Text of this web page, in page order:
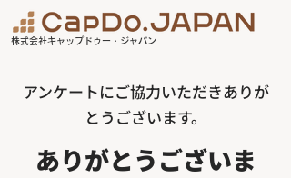
株式会社キャップドゥー・ジャパン
アンケートにご協力いただきありが
とうございます。
ありがとうございま